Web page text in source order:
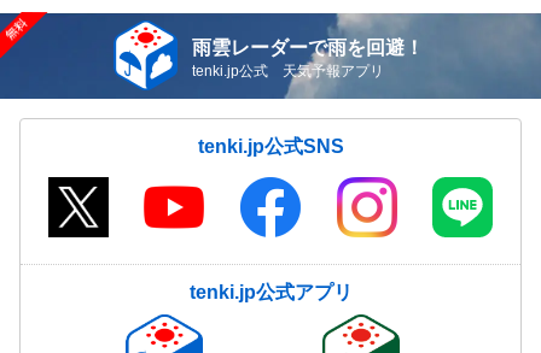
雨雲レーダーで雨を回避！
tenki.jp公式 天気予報アプリ
tenki.jp公式SNS
tenki.jp公式アプリ